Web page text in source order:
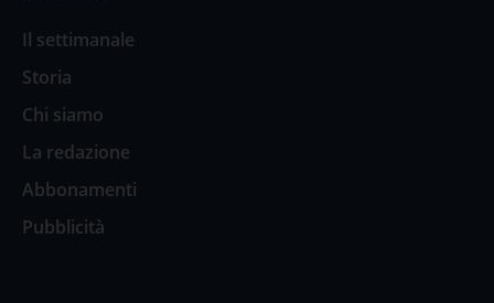
Il settimanale
Storia
Chi siamo
La redazione
Abbonamenti
Pubblicità